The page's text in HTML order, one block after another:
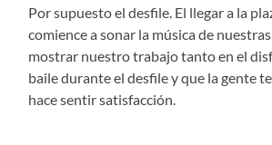
Por supuesto el desfile. El llegar a la
comience a sonar la música de
mostrar nuestro trabajo tanto en el
baile durante el desfile y que la gente
hace sentir satisfacción.